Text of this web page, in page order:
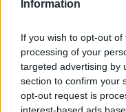
Information
If you wish to opt-out
processing of your
targeted advertising by
section to confirm your
opt-out request is
interest-based ads
Con la capacidad de
completa en un solo
soluciones pueden
completa en tiempo